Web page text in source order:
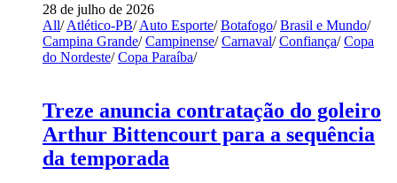
28 de julho de 2026
All/ Atlético-PB/ Auto Esporte/ Botafogo/ Brasil e Mundo/
Campina Grande/ Campinense/ Carnaval/ Confiança/ Copa
do Nordeste/ Copa Paraíba/
Treze anuncia contratação do goleiro
Arthur Bittencourt para a sequência
da temporada